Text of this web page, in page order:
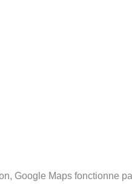
Google Maps fonctionne